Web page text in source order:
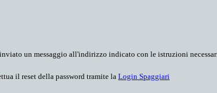
un messaggio all'indirizzo indicato con le istruzioni
il reset della password tramite la Login Spaggiari